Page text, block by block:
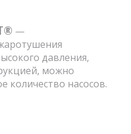
—
давления,
можно
количество насосов.